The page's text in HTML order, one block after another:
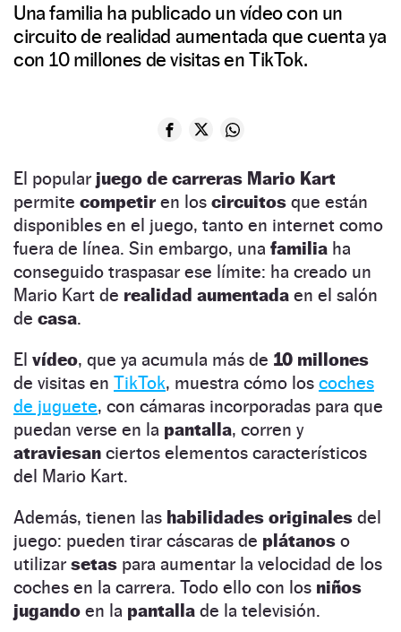
Una familia ha publicado un vídeo con un
circuito de realidad aumentada que cuenta ya
con 10 millones de visitas en TikTok.
El popular juego de carreras Mario Kart
permite competiren los circuitos que están
disponibles en el juego, tanto en internet como
fuera de línea. Sin embargo, una familia ha
conseguido traspasar ese límite: ha creado un
Mario Kart de realidad aumentada en el salón
de casa.
El vídeo, que ya acumula más de 10 millones
de visitas en TikTok, muestra cómo los coches
de juguete, con cámaras incorporadas para que
puedan verse en la pantalla, corren y
atraviesan ciertos elementos característicos
del Mario Kart.
Además, tienen las habilidades originales del
juego: pueden tirar cáscaras de plátanos o
utilizar setas para aumentar la velocidad de los
coches en la carrera. Todo ello con los niños
jugando en la pantalla de la televisión.